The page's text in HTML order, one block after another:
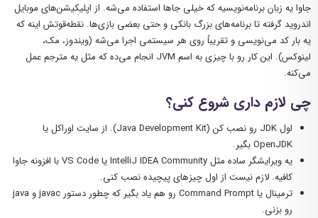
جاوا یه زبان برنامه‌نویسیه که خیلی جاها استفاده می‌شه. از اپلیکیشن‌های موبایل
اندروید گرفته تا برنامه‌های بزرگ بانکی و حتی بعضی بازی‌ها. نقطه‌قوتش اینه که
یه بار کد می‌نویسی و تقریباً روی هر سیستمی اجرا می‌شه (ویندوز، مک،
لینوکس). این کار رو با چیزی به اسم JVM انجام می‌ده که مثل یه مترجم عمل
می‌کنه.
چی لازم داری شروع کنی؟
اول JDK رو نصب کن (Java Development Kit). از سایت اوراکل یا
OpenJDK بگیر.
یه ویرایشگر ساده مثل IntelliJ IDEA Community یا VS Code با افزونه جاوا
کافیه. لازم نیست از اول چیزهای پیچیده نصب کنی.
ترمینال یا Command Prompt رو هم یاد بگیر که چطور دستور
javacو java
رو بزنی.